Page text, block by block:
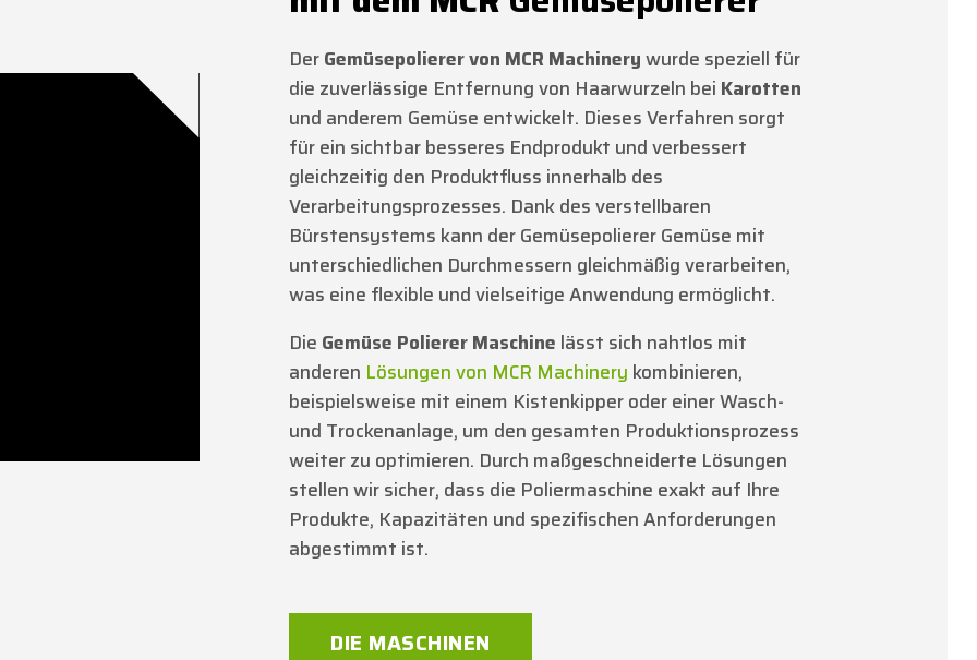
DerGemüsepolierer von MCR Machinerywurde speziell für
die zuverlässige Entfernung von Haarwurzeln bei Karotten
und anderem Gemüse entwickelt. Dieses Verfahren sorgt
für ein sichtbar besseres Endprodukt und verbessert
gleichzeitig den Produktfluss innerhalb des
Verarbeitungsprozesses. Dank des verstellbaren
Bürstensystems kann der Gemüsepolierer Gemüse mit
unterschiedlichen Durchmessern gleichmäßig verarbeiten,
was eine flexible und vielseitige Anwendung ermöglicht.
Die Gemüse Polierer Maschine lässt sich nahtlos mit
anderen Lösungen von MCR Machinery kombinieren,
beispielsweise mit einem Kistenkipper oder einer Wasch-
und Trockenanlage, um den gesamten Produktionsprozess
weiter zu optimieren. Durch maßgeschneiderte Lösungen
stellen wir sicher, dass die Poliermaschine exakt auf Ihre
Produkte, Kapazitäten und spezifischen Anforderungen
abgestimmt ist.
DIE MASCHINEN